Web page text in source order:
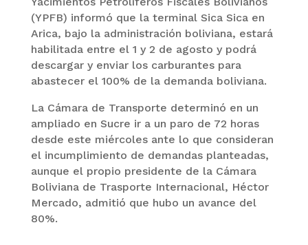
(YPFB) informó que la terminal Sica Sica en
Arica, bajo la administración boliviana, estará
habilitada entre el 1 y 2 de agosto y podrá
descargar y enviar los carburantes para
abastecer el 100% de la demanda boliviana.
La Cámara de Transporte determinó en un
ampliado en Sucre ir a un paro de 72 horas
desde este miércoles ante lo que consideran
el incumplimiento de demandas planteadas,
aunque el propio presidente de la Cámara
Boliviana de Trasporte Internacional, Héctor
Mercado, admitió que hubo un avance del
80%.